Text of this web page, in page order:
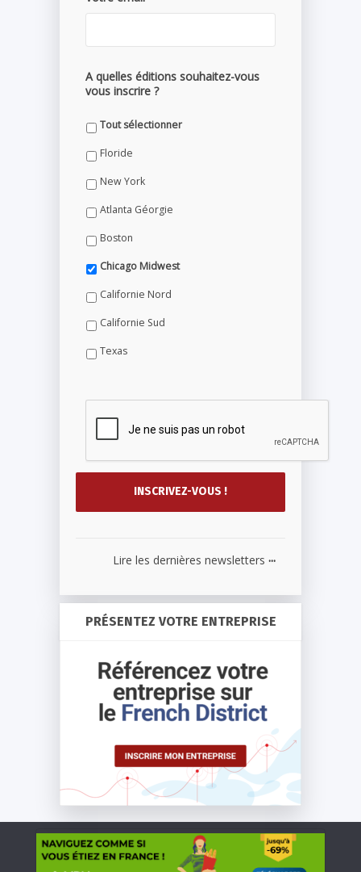
A quelles éditions souhaitez-vous
vous inscrire ?
Tout sélectionner
Floride
New York
Atlanta Géorgie
Boston
Chicago Midwest
Californie Nord
Californie Sud
Texas
Lire les dernières newsletters ...
PRÉSENTEZ VOTRE ENTREPRISE